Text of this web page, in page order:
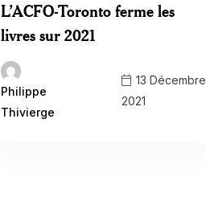
L’ACFO-Toronto ferme les
livres sur 2021
Philippe
Thivierge
13 Décembre
2021